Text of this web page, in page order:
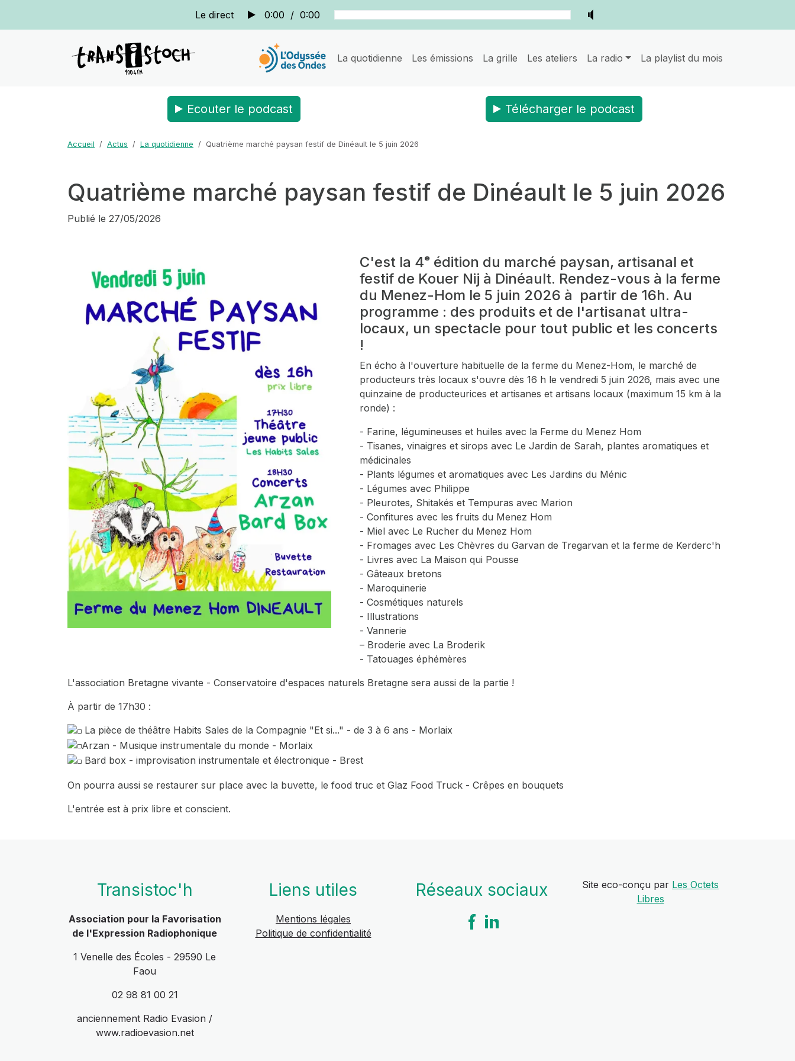
Le direct 0:00 / 0:00
La quotidienne Les émissions La grille Les ateliers La radio La playlist du mois
Ecouter le podcast Télécharger le podcast
Accueil Actus La quotidienne Quatrième marché paysan festif de Dinéault le 5 juin 2026
Quatrième marché paysan festif de Dinéault le 5 juin 2026
Publié le 27/05/2026
C'est la 4ᵉ édition du marché paysan, artisanal et
festif de Kouer Nij à Dinéault. Rendez-vous à la ferme
du Menez-Hom le 5 juin 2026 à partir de 16h. Au
programme : des produits et de l'artisanat ultra-
locaux, un spectacle pour tout public et les concerts
!
En écho à l'ouverture habituelle de la ferme du Menez-Hom, le marché de
producteurs très locaux s'ouvre dès 16 h le vendredi 5 juin 2026, mais avec une
quinzaine de producteurices et artisanes et artisans locaux (maximum 15 km à la
ronde) :
- Farine, légumineuses et huiles avec la Ferme du Menez Hom
- Tisanes, vinaigres et sirops avec Le Jardin de Sarah, plantes aromatiques et
médicinales
- Plants légumes et aromatiques avec Les Jardins du Ménic
- Légumes avec Philippe
- Pleurotes, Shitakés et Tempuras avec Marion
- Confitures avec les fruits du Menez Hom
- Miel avec Le Rucher du Menez Hom
- Fromages avec Les Chèvres du Garvan de Tregarvan et la ferme de Kerderc'h
- Livres avec La Maison qui Pousse
- Gâteaux bretons
- Maroquinerie
- Cosmétiques naturels
- Illustrations
- Vannerie
– Broderie avec La Broderik
- Tatouages éphémères
L'association Bretagne vivante - Conservatoire d'espaces naturels Bretagne sera aussi de la partie !
À partir de 17h30 :
La pièce de théâtre Habits Sales de la Compagnie "Et si..." - de 3 à 6 ans - Morlaix
Arzan - Musique instrumentale du monde - Morlaix
Bard box - improvisation instrumentale et électronique - Brest
On pourra aussi se restaurer sur place avec la buvette, le food truc et Glaz Food Truck - Crêpes en bouquets
L'entrée est à prix libre et conscient.
Transistoc'h
Association pour la Favorisation
de l'Expression Radiophonique
1 Venelle des Écoles - 29590 Le
Faou
02 98 81 00 21
anciennement Radio Evasion /
www.radioevasion.net
Liens utiles
Mentions légales
Politique de confidentialité
Réseaux sociaux Site eco-conçu par Les Octets
Libres